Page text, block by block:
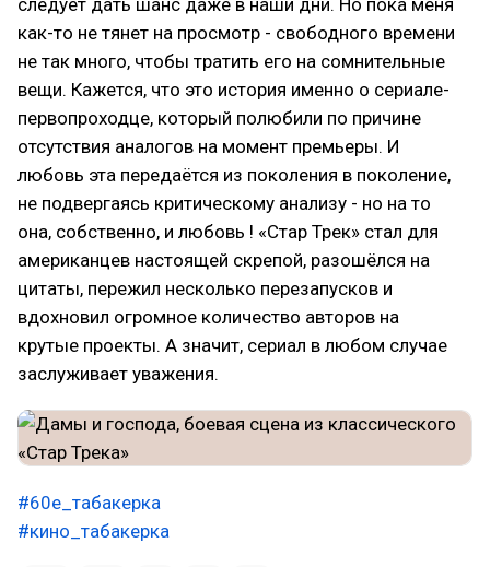
следует дать шанс даже в наши дни. Но пока меня
как-то не тянет на просмотр - свободного времени
не так много, чтобы тратить его на сомнительные
вещи. Кажется, что это история именно о сериале-
первопроходце, который полюбили по причине
отсутствия аналогов на момент премьеры. И
любовь эта передаётся из поколения в поколение,
не подвергаясь критическому анализу - но на то
она, собственно, и любовь ! «Стар Трек» стал для
американцев настоящей скрепой, разошёлся на
цитаты, пережил несколько перезапусков и
вдохновил огромное количество авторов на
крутые проекты. А значит, сериал в любом случае
заслуживает уважения.
#60е_табакерка
#кино_табакерка